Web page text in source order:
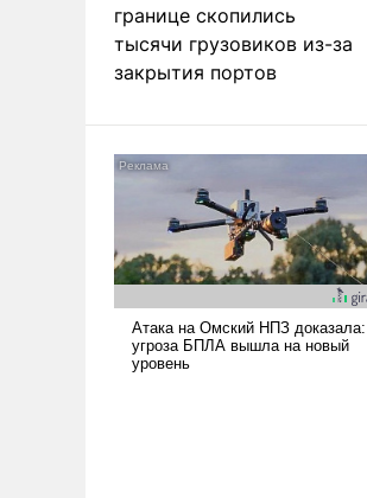
границе скопились
тысячи грузовиков из-за
закрытия портов